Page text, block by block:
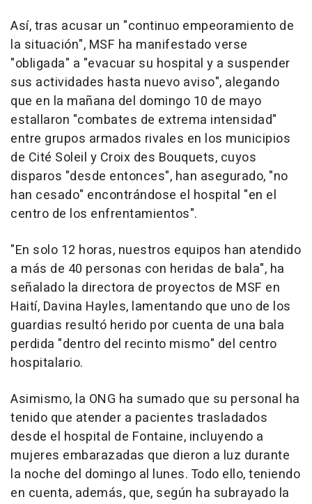
Así, tras acusar un "continuo empeoramiento de
la situación", MSF ha manifestado verse
"obligada" a "evacuar su hospital y a suspender
sus actividades hasta nuevo aviso", alegando
que en la mañana del domingo 10 de mayo
estallaron "combates de extrema intensidad"
entre grupos armados rivales en los municipios
de Cité Soleil y Croix des Bouquets, cuyos
disparos "desde entonces", han asegurado, "no
han cesado" encontrándose el hospital "en el
centro de los enfrentamientos".
"En solo 12 horas, nuestros equipos han atendido
a más de 40 personas con heridas de bala", ha
señalado la directora de proyectos de MSF en
Haití, Davina Hayles, lamentando que uno de los
guardias resultó herido por cuenta de una bala
perdida "dentro del recinto mismo" del centro
hospitalario.
Asimismo, la ONG ha sumado que su personal ha
tenido que atender a pacientes trasladados
desde el hospital de Fontaine, incluyendo a
mujeres embarazadas que dieron a luz durante
la noche del domingo al lunes. Todo ello, teniendo
en cuenta, además, que, según ha subrayado la